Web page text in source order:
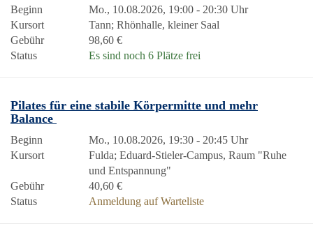
Beginn
Mo., 10.08.2026, 19:00 - 20:30 Uhr
Kursort
Tann; Rhönhalle, kleiner Saal
Gebühr
98,60 €
Status
Es sind noch 6 Plätze frei
Pilates für eine stabile Körpermitte und mehr
Balance
Beginn
Mo., 10.08.2026, 19:30 - 20:45 Uhr
Kursort
Fulda; Eduard-Stieler-Campus, Raum "Ruhe
und Entspannung"
Gebühr
40,60 €
Status
Anmeldung auf Warteliste